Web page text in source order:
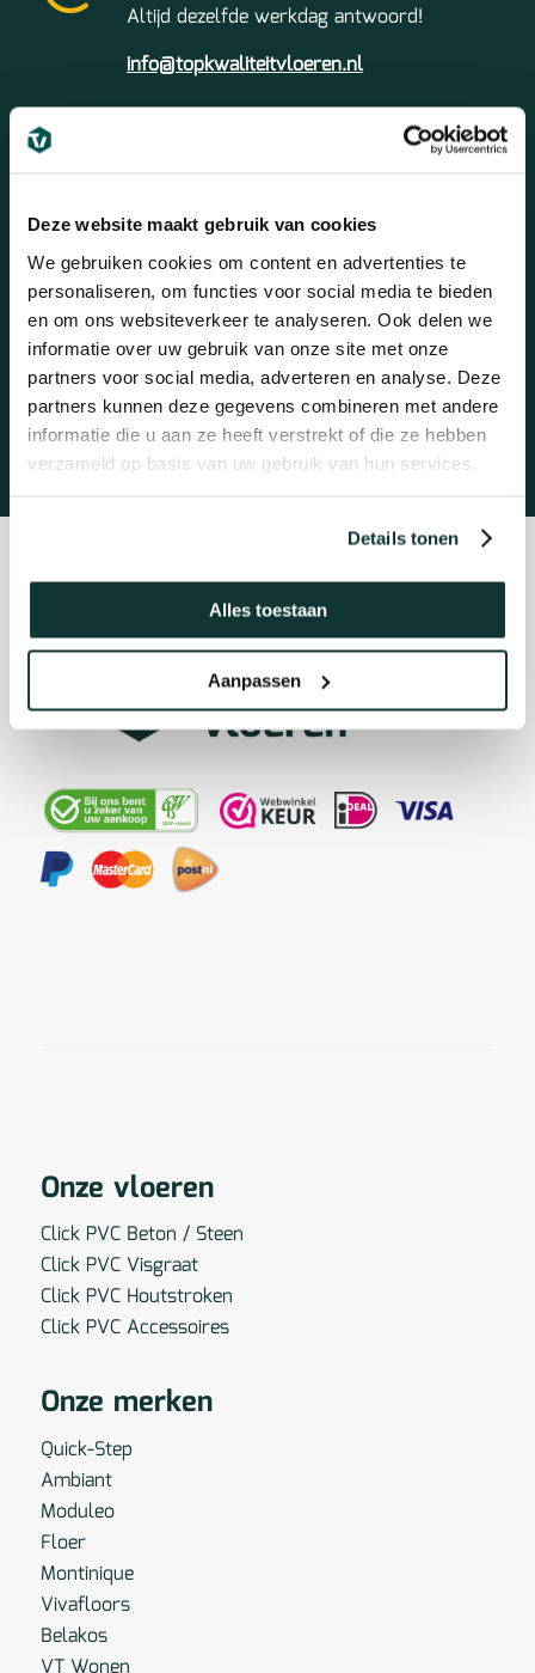
Deze website maakt gebruik van cookies
We gebruiken cookies om content en advertenties te
personaliseren, om functies voor social media te bieden
en om ons websiteverkeer te analyseren. Ook delen we
informatie over uw gebruik van onze site met onze
partners voor social media, adverteren en analyse. Deze
partners kunnen deze gegevens combineren met andere
informatie die u aan ze heeft verstrekt of die ze hebben
verzameld op basis van uw gebruik van hun services.
Details tonen
Alles toestaan
Aanpassen
Altijd dezelfde werkdag antwoord!
info@topkwaliteitvloeren.nl
Bel ons
Snel en gemakkelijk advies.
Maandag t/m vrijdag 09:00 – 17:00
Bel 088-1304888
Onze vloeren
Click PVC Beton / Steen
Click PVC Visgraat
Click PVC Houtstroken
Click PVC Accessoires
Onze merken
Quick-Step
Ambiant
Moduleo
Floer
Montinique
Vivafloors
Belakos